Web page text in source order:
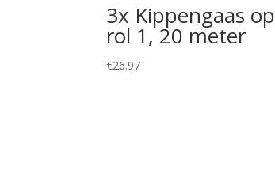
3x Kippengaas op
rol 1, 20 meter
€26.97